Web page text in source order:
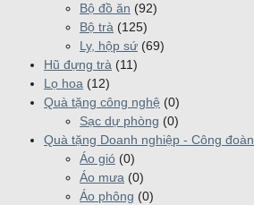
Bộ đồ ăn (92)
Bộ trà (125)
Ly, hộp sứ (69)
Hũ đựng trà (11)
Lọ hoa (12)
Quà tặng công nghệ (0)
Sạc dự phòng (0)
Quà tặng Doanh nghiệp - Công đoàn
Áo gió (0)
Áo mưa (0)
Áo phông (0)